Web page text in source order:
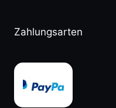
Zahlungsarten